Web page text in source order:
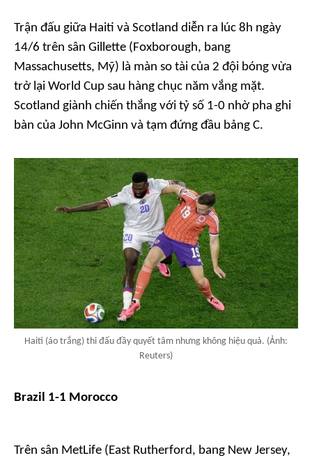
Trận đấu giữa Haiti và Scotland diễn ra lúc 8h ngày
14/6 trên sân Gillette (Foxborough, bang
Massachusetts, Mỹ) là màn so tài của 2 đội bóng vừa
trở lại World Cup sau hàng chục năm vắng mặt.
Scotland giành chiến thắng với tỷ số 1-0 nhờ pha ghi
bàn của John McGinn và tạm đứng đầu bảng C.
Haiti (áo trắng) thi đấu đầy quyết tâm nhưng không hiệu quả. (Ảnh:
Reuters)
Brazil 1-1 Morocco
Trên sân MetLife (East Rutherford, bang New Jersey,